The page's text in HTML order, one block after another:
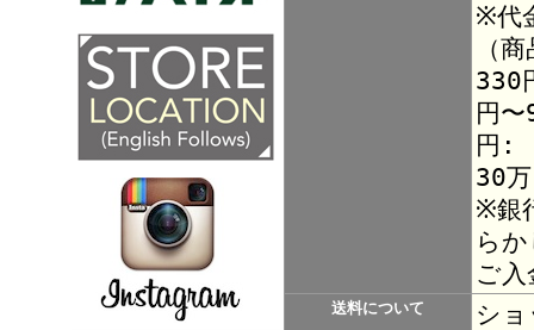
※代
（
330
円
円:
30
※銀
ら
ご
送料について
シ